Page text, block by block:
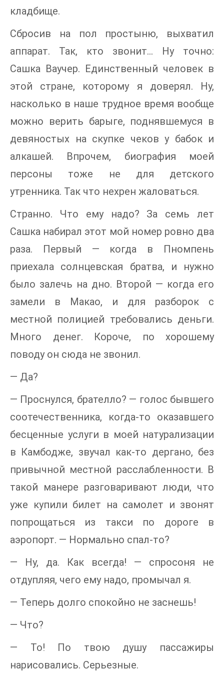
кладбище.
Сбросив на пол простыню, выхватил
аппарат. Так, кто звонит… Ну точно:
Сашка Ваучер. Единственный человек в
этой стране, которому я доверял. Ну,
насколько в наше трудное время вообще
можно верить барыге, поднявшемуся в
девяностых на скупке чеков у бабок и
алкашей. Впрочем, биография моей
персоны тоже не для детского
утренника. Так что нехрен жаловаться.
Странно. Что ему надо? За семь лет
Сашка набирал этот мой номер ровно два
раза. Первый — когда в Пномпень
приехала солнцевская братва, и нужно
было залечь на дно. Второй — когда его
замели в Макао, и для разборок с
местной полицией требовались деньги.
Много денег. Короче, по хорошему
поводу он сюда не звонил.
— Да?
— Проснулся, брателло? — голос бывшего
соотечественника, когда-то оказавшего
бесценные услуги в моей натурализации
в Камбодже, звучал как-то дергано, без
привычной местной расслабленности. В
такой манере разговаривают люди, что
уже купили билет на самолет и звонят
попрощаться из такси по дороге в
аэропорт. — Нормально спал-то?
— Ну, да. Как всегда! — спросоня не
отдупляя, чего ему надо, промычал я.
— Теперь долго спокойно не заснешь!
— Что?
— То! По твою душу пассажиры
нарисовались. Серьезные.